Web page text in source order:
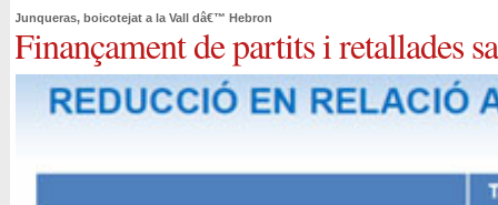
Junqueras, boicotejat a la Vall dâ€™ Hebron
Finançament de partits i retallades